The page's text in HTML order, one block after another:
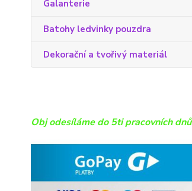
Galanterie
Batohy ledvinky pouzdra
Dekorační a tvořivý materiál
Obj odesíláme do 5ti pracovních dnů